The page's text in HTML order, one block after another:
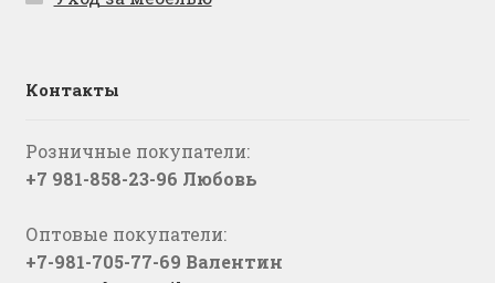
Контакты
Розничные покупатели:
+7 981-858-23-96 Любовь
Оптовые покупатели:
+7-981-705-77-69 Валентин